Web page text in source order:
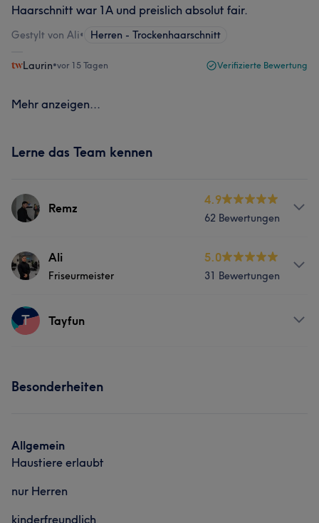
Haarschnitt war 1A und preislich absolut fair.
Gestylt von Ali• Herren - Trockenhaarschnitt
Laurin•vor 15 Tagen Verifizierte Bewertung
Mehr anzeigen...
Lerne das Team kennen
Remz
4.9
62 Bewertungen
Services
Haarentfernung
Ali
Friseurmeister
5.0
31 Bewertungen
Services
T Tayfun
Besonderheiten
Allgemein
Haustiere erlaubt
nur Herren
kinderfreundlich